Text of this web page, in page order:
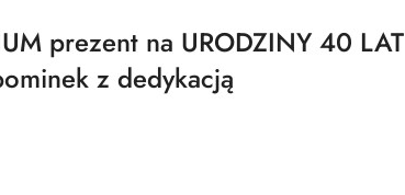
prezent na URODZINY 40 LAT
z dedykacją